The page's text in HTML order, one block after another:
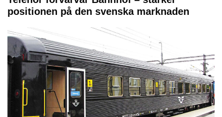
positionen på den svenska marknaden